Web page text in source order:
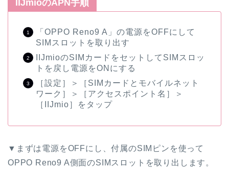
IIJmioのAPN手順
「OPPO Reno9 A」の電源をOFFにして
SIMスロットを取り出す
IIJmioのSIMカードをセットしてSIMスロッ
トを戻し電源をONにする
［設定］＞［SIMカードとモバイルネット
ワーク］＞［アクセスポイント名］＞
［IIJmio］をタップ
▼まずは電源をOFFにし、付属のSIMピンを使って
OPPO Reno9 A側面のSIMスロットを取り出します。